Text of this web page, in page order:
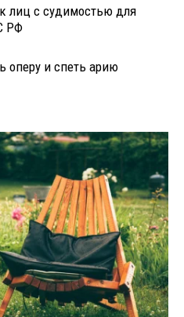
лиц с судимостью для
РФ
оперу и спеть арию